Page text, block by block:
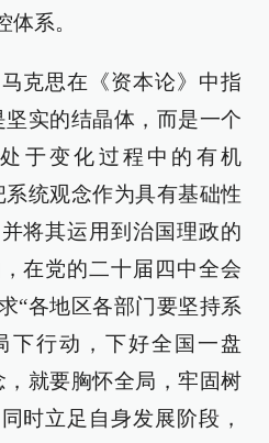
系。
克思在《资本论》中指
实的结晶体，而是一个
于变化过程中的有机
统观念作为具有基础性
将其运用到治国理政的
在党的二十届四中全会
“各地区各部门要坚持系
下行动，下好全国一盘
就要胸怀全局，牢固树
时立足自身发展阶段，